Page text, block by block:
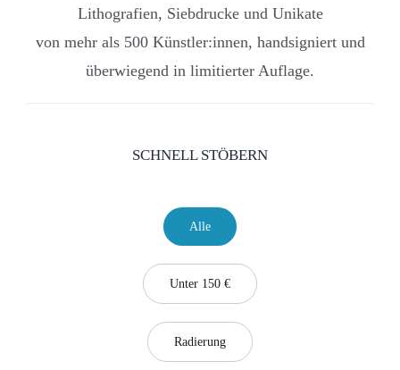
Lithografien, Siebdrucke und Unikate
von mehr als 500 Künstler:innen, handsigniert und
überwiegend in limitierter Auflage.
SCHNELL STÖBERN
Alle
Unter 150 €
Radierung